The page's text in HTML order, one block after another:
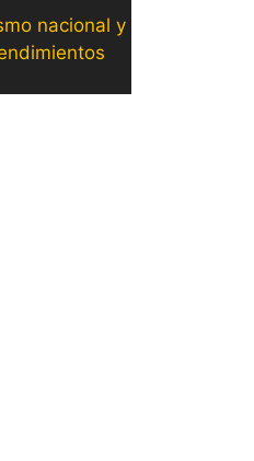
nacional y